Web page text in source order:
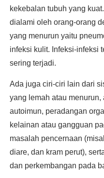
kekebalan tubuh yang
dialami oleh orang-orang
yang menurun yaitu
infeksi kulit. Infeksi-infeksi
sering terjadi.
Ada juga ciri-ciri lain dari
yang lemah atau
autoimun, peradangan
kelainan atau gangguan
masalah pencernaan
diare, dan kram perut),
dan perkembangan pada